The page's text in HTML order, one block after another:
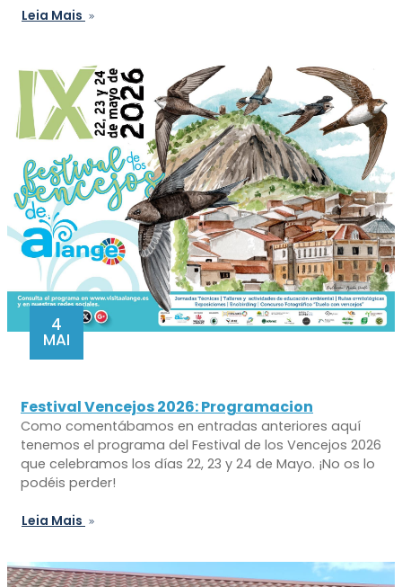
Leia Mais
4
MAI
Festival Vencejos 2026: Programacion
Como comentábamos en entradas anteriores aquí
tenemos el programa del Festival de los Vencejos 2026
que celebramos los días 22, 23 y 24 de Mayo. ¡No os lo
podéis perder!
Leia Mais